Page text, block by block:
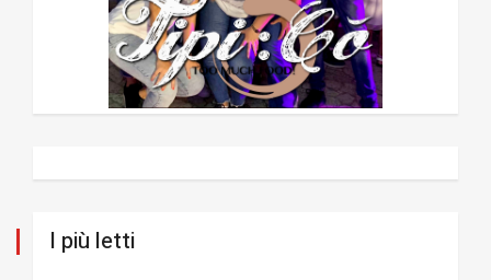
I più letti